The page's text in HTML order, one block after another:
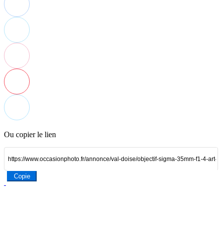
Ou copier le lien
Copie